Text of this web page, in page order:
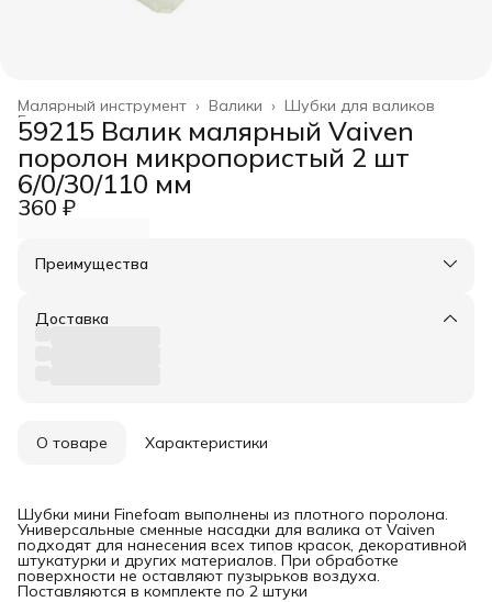
Шубки для валиков
Валики ›
Малярный инструмент ›
Главная ›
59215 Валик малярный Vaiven
поролон микропористый 2 шт
6/0/30/110 мм
360 ₽
Преимущества
Оплата частями в Сплит
Удобный возврат
Доставка
О товаре Характеристики
Шубки мини Finefoam выполнены из плотного поролона.
Универсальные сменные насадки для валика от Vaiven
подходят для нанесения всех типов красок, декоративной
штукатурки и других материалов. При обработке
поверхности не оставляют пузырьков воздуха.
Поставляются в комплекте по 2 штуки